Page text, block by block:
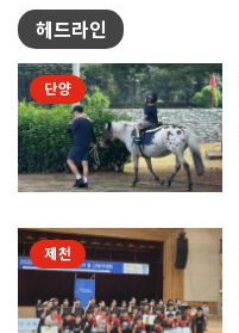
헤드라인
단양
제천